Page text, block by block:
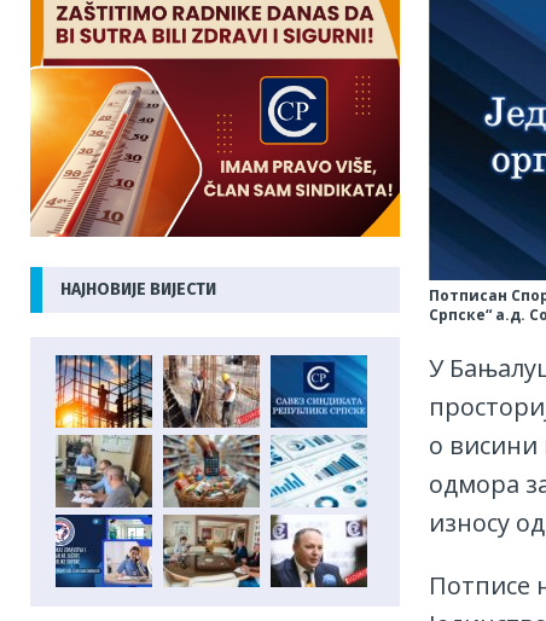
Потписан
Српске“ а.д.
У
о висини
одмора
износу
Потписе
НАЈНОВИЈЕ ВИЈЕСТИ